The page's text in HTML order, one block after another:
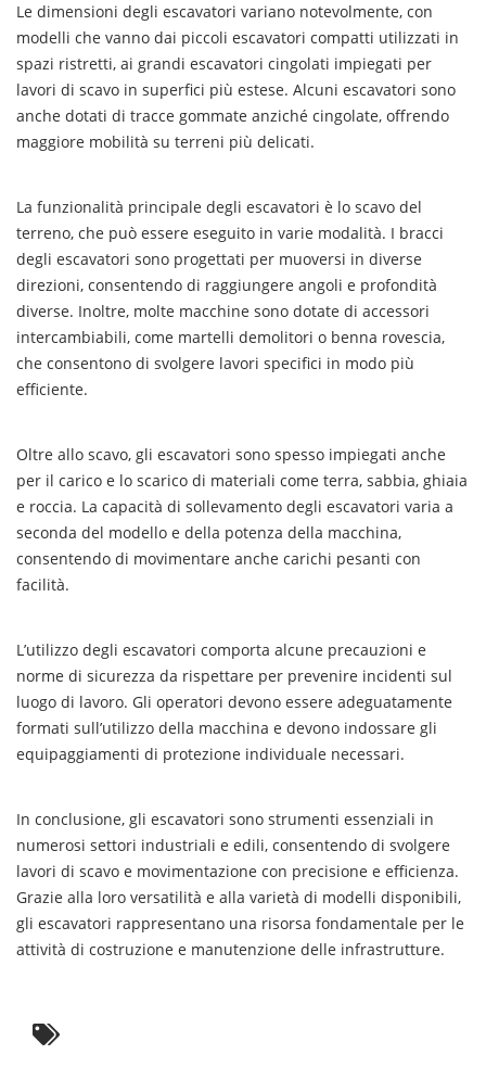
Le dimensioni degli escavatori variano notevolmente, con
modelli che vanno dai piccoli escavatori compatti utilizzati in
spazi ristretti, ai grandi escavatori cingolati impiegati per
lavori di scavo in superfici più estese. Alcuni escavatori sono
anche dotati di tracce gommate anziché cingolate, offrendo
maggiore mobilità su terreni più delicati.
La funzionalità principale degli escavatori è lo scavo del
terreno, che può essere eseguito in varie modalità. I bracci
degli escavatori sono progettati per muoversi in diverse
direzioni, consentendo di raggiungere angoli e profondità
diverse. Inoltre, molte macchine sono dotate di accessori
intercambiabili, come martelli demolitori o benna rovescia,
che consentono di svolgere lavori specifici in modo più
efficiente.
Oltre allo scavo, gli escavatori sono spesso impiegati anche
per il carico e lo scarico di materiali come terra, sabbia, ghiaia
e roccia. La capacità di sollevamento degli escavatori varia a
seconda del modello e della potenza della macchina,
consentendo di movimentare anche carichi pesanti con
facilità.
L’utilizzo degli escavatori comporta alcune precauzioni e
norme di sicurezza da rispettare per prevenire incidenti sul
luogo di lavoro. Gli operatori devono essere adeguatamente
formati sull’utilizzo della macchina e devono indossare gli
equipaggiamenti di protezione individuale necessari.
In conclusione, gli escavatori sono strumenti essenziali in
numerosi settori industriali e edili, consentendo di svolgere
lavori di scavo e movimentazione con precisione e efficienza.
Grazie alla loro versatilità e alla varietà di modelli disponibili,
gli escavatori rappresentano una risorsa fondamentale per le
attività di costruzione e manutenzione delle infrastrutture.